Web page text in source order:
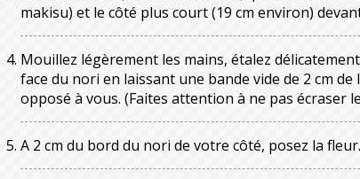
makisu) et le côté plus court (19 cm environ)
Mouillez légèrement les mains, étalez
face du nori en laissant une bande vide de 2 cm
opposé à vous. (Faites attention à ne pas écraser
A 2 cm du bord du nori de votre côté, posez la fleur.